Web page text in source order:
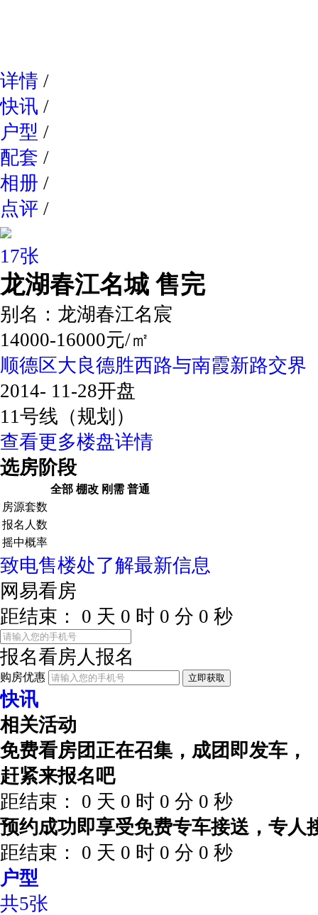
详情 /
快讯 /
户型 /
配套 /
相册 /
点评 /
17张
龙湖春江名城 售完
别名： 龙湖春江名宸
14000-16000元/㎡
顺德区大良德胜西路与南霞新路交界
2014- 11-28开盘
11号线（规划）
查看更多楼盘详情
选房阶段
全部 棚改 刚需 普通
房源套数
报名人数
摇中概率
致电售楼处了解最新信息
网易看房
距结束：
0 天 0 时 0 分 0 秒
报名看房人报名
购房优惠 立即获取
快讯
相关活动
免费看房团正在召集，成团即发车，
赶紧来报名吧
距结束：
0 天 0 时 0 分 0 秒
预约成功即享受免费专车接送，专人
距结束：
0 天 0 时 0 分 0 秒
户型
共5张